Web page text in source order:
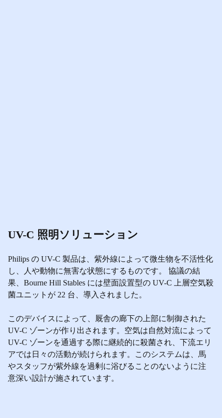
UV-C 照明ソリューション
Philips の UV-C 製品は、紫外線によって微生物を不活性化
し、人や動物に無害な状態にするものです。 協議の結
果、Bourne Hill Stables には壁面設置型の UV-C 上層空気殺
菌ユニットが 22 台、導入されました。
このデバイスによって、厩舎の廊下の上部に制御された
UV-C ゾーンが作り出されます。空気は自然対流によって
UV-C ゾーンを通過する際に継続的に殺菌され、下流エリ
アでは日々の活動が続けられます。このシステムは、馬
やスタッフが紫外線を過剰に浴びることのないように注
意深い設計が施されています。